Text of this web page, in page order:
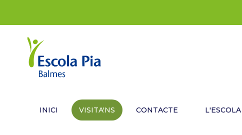
INICI VISITA'NS CONTACTE L'ESCOLA